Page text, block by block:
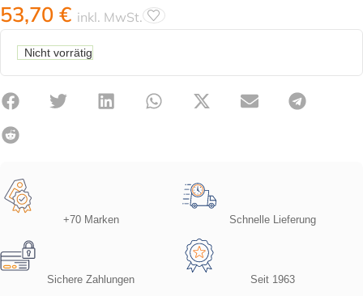
53,70 € inkl. MwSt.
Nicht vorrätig
+70 Marken Schnelle Lieferung
Sichere Zahlungen Seit 1963